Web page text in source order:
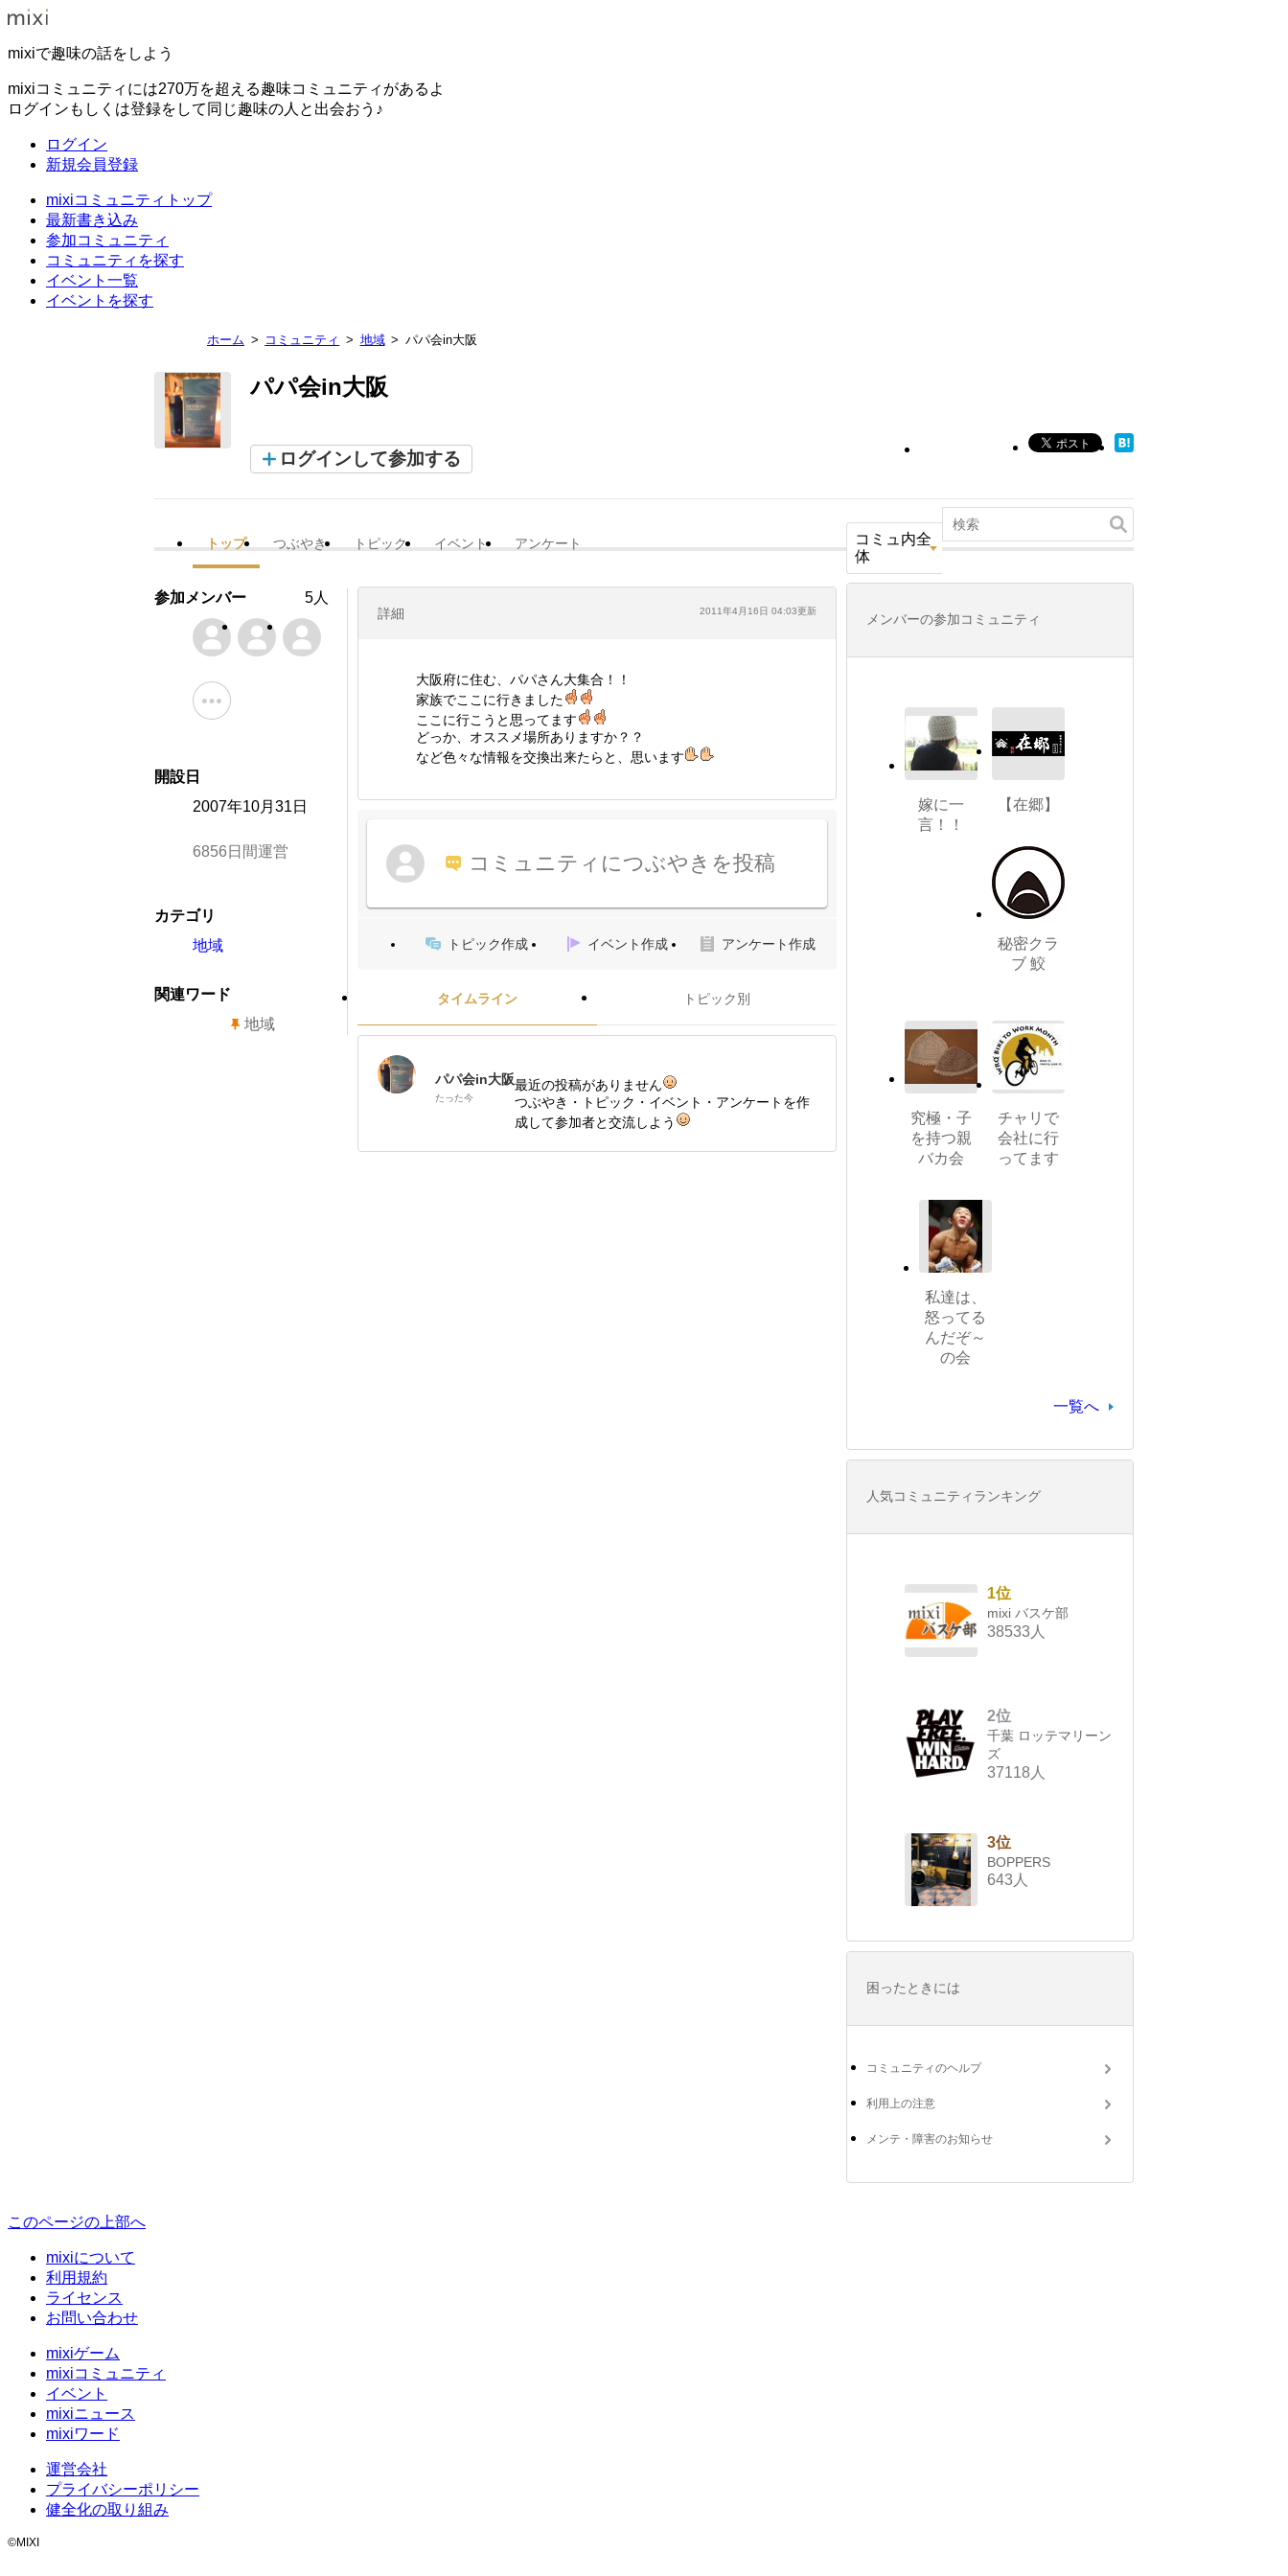
mixiで趣味の話をしよう
mixiコミュニティには270万を超える趣味コミュニティがあるよ
ログインもしくは登録をして同じ趣味の人と出会おう♪
ログイン
新規会員登録
mixiコミュニティトップ
最新書き込み
参加コミュニティ
コミュニティを探す
イベント一覧
イベントを探す
ホーム コミュニティ 地域 パパ会in大阪
パパ会in大阪
ログインして参加する
トップ つぶやき トピック イベント アンケート
コミュ内全
体
詳細 2011年4月16日 04:03更新
大阪府に住む、パパさん大集合！！
家族でここに行きました
ここに行こうと思ってます
どっか、オススメ場所ありますか？？
など色々な情報を交換出来たらと、思います
コミュニティにつぶやきを投稿
トピック作成 イベント作成 アンケート作成
タイムライン トピック別
パパ会in大阪
たった今
最近の投稿がありません
つぶやき・トピック・イベント・アンケートを作
成して参加者と交流しよう
参加メンバー 5人
開設日
2007年10月31日
6856日間運営
カテゴリ
地域
関連ワード
地域
メンバーの参加コミュニティ
嫁に一
言！！
【在郷】
秘密クラ
ブ 鮫
究極・子
を持つ親
バカ会
チャリで
会社に行
ってます
私達は、
怒ってる
んだぞ～
の会
一覧へ
人気コミュニティランキング
1位
mixi バスケ部
38533人
2位
千葉 ロッテマリーン
ズ
37118人
3位
BOPPERS
643人
困ったときには
コミュニティのヘルプ
利用上の注意
メンテ・障害のお知らせ
このページの上部へ
mixiについて
利用規約
ライセンス
お問い合わせ
mixiゲーム
mixiコミュニティ
イベント
mixiニュース
mixiワード
運営会社
プライバシーポリシー
健全化の取り組み
©MIXI